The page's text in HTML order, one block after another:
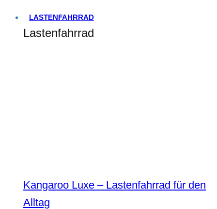
LASTENFAHRRAD
Lastenfahrrad
Kangaroo Luxe – Lastenfahrrad für den
Alltag